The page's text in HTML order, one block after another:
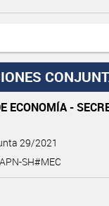
ECONOMÍA -
29/2021
SH#MEC